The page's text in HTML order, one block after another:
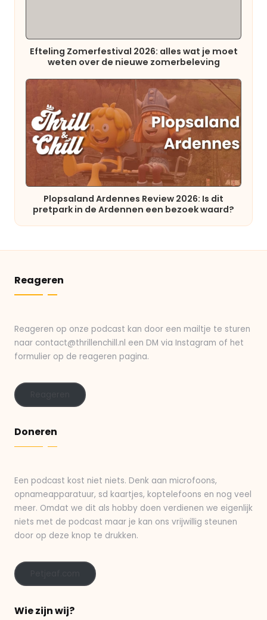
Efteling Zomerfestival 2026: alles wat je moet
weten over de nieuwe zomerbeleving
Plopsaland Ardennes Review 2026: Is dit
pretpark in de Ardennen een bezoek waard?
Reageren
Reageren op onze podcast kan door een mailtje te sturen
naar contact@thrillenchill.nl een DM via Instagram of het
formulier op de reageren pagina.
Doneren
Een podcast kost niet niets. Denk aan microfoons,
opnameapparatuur, sd kaartjes, koptelefoons en nog veel
meer. Omdat we dit als hobby doen verdienen we eigenlijk
niets met de podcast maar je kan ons vrijwillig steunen
door op deze knop te drukken.
Wie zijn wij?